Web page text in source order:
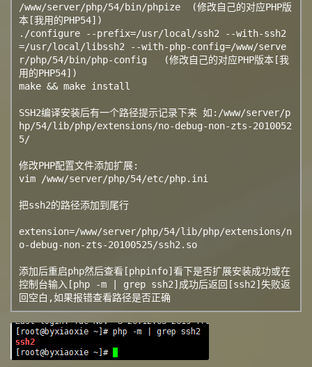
/www/server/php/54/bin/phpize  (修改自己的对应PHP版
本[我用的PHP54])
./configure --prefix=/usr/local/ssh2 --with-ssh2
=/usr/local/libssh2 --with-php-config=/www/serve
r/php/54/bin/php-config   (修改自己的对应PHP版本[我
用的PHP54])
make && make install
SSH2编译安装后有一个路径提示记录下来 如:/www/server/p
hp/54/lib/php/extensions/no-debug-non-zts-2010052
5/
修改PHP配置文件添加扩展:
vim /www/server/php/54/etc/php.ini
把ssh2的路径添加到尾行
extension=/www/server/php/54/lib/php/extensions/n
o-debug-non-zts-20100525/ssh2.so
添加后重启php然后查看[phpinfo]看下是否扩展安装成功或在
控制台输入[php -m | grep ssh2]成功后返回[ssh2]失败返
回空白,如果报错查看路径是否正确